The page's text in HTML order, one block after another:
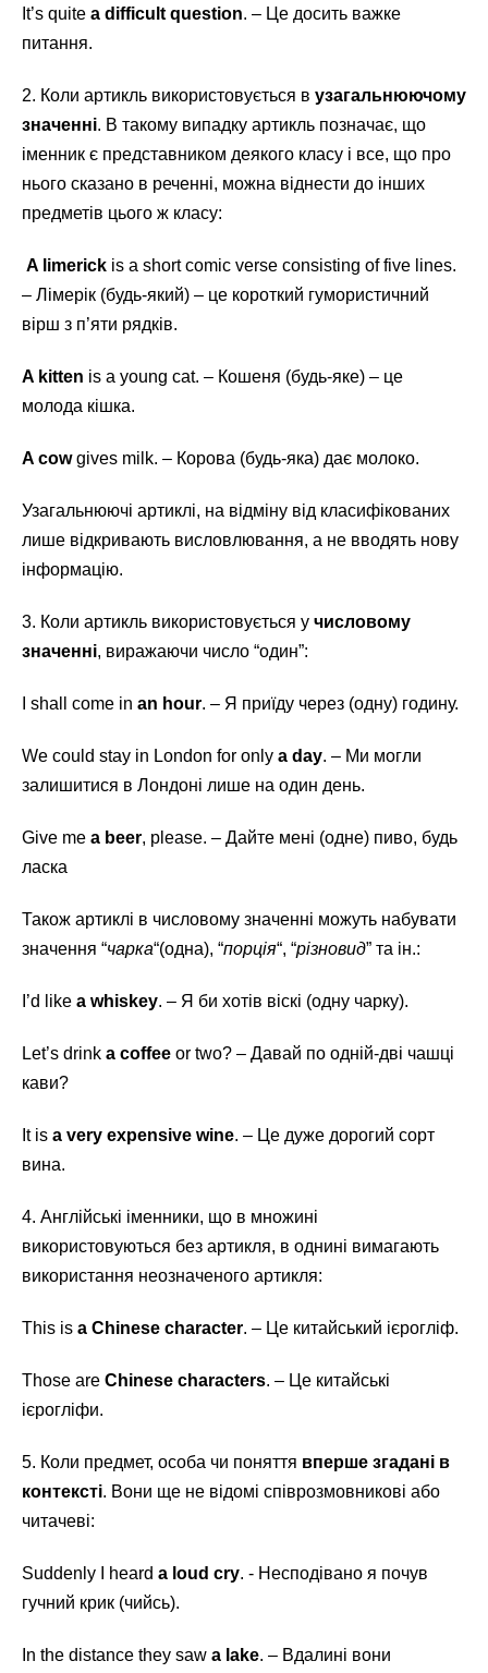
It’s quite a difficult question. – Це досить важке
питання.
2. Коли артикль використовується в узагальнюючому
значенні. В такому випадку артикль позначає, що
іменник є представником деякого класу і все, що про
нього сказано в реченні, можна віднести до інших
предметів цього ж класу:
A limerick is a short comic verse consisting of five lines.
– Лімерік (будь-який) – це короткий гумористичний
вірш з п’яти рядків.
A kitten is a young cat. – Кошеня (будь-яке) – це
молода кішка.
A cowgives milk. – Корова (будь-яка) дає молоко.
Узагальнюючі артиклі, на відміну від класифікованих
лише відкривають висловлювання, а не вводять нову
інформацію.
3. Коли артикль використовується у числовому
значенні, виражаючи число “один”:
I shall come in an hour. – Я приїду через (одну) годину.
We could stay in London for only a day. – Ми могли
залишитися в Лондоні лише на один день.
Give me a beer, please. – Дайте мені (одне) пиво, будь
ласка
Також артиклі в числовому значенні можуть набувати
значення “чарка“(одна), “порція“, “різновид” та ін.:
I’d like a whiskey. – Я би хотів віскі (одну чарку).
Let’s drink a coffee or two? – Давай по одній-дві чашці
кави?
It is a very expensive wine. – Це дуже дорогий сорт
вина.
4. Англійські іменники, що в множині
використовуються без артикля, в однині вимагають
використання неозначеного артикля:
This is a Chinese character. – Це китайський ієрогліф.
Those are Chinese characters. – Це китайські
ієрогліфи.
5. Коли предмет, особа чи поняття вперше згадані в
контексті. Вони ще не відомі співрозмовникові або
читачеві:
Suddenly I heard a loud cry. - Несподівано я почув
гучний крик (чийсь).
In the distance they saw a lake. – Вдалині вони